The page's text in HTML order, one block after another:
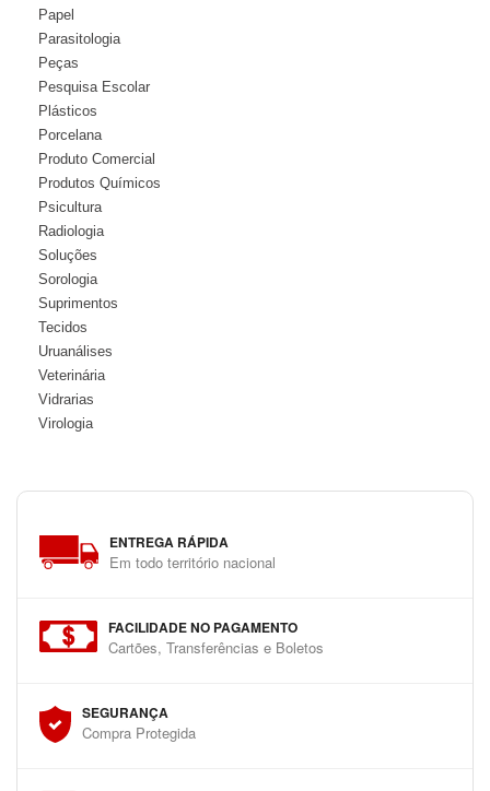
Papel
Parasitologia
Peças
Pesquisa Escolar
Plásticos
Porcelana
Produto Comercial
Produtos Químicos
Psicultura
Radiologia
Soluções
Sorologia
Suprimentos
Tecidos
Uruanálises
Veterinária
Vidrarias
Virologia
ENTREGA RÁPIDA
Em todo território nacional
FACILIDADE NO PAGAMENTO
Cartões, Transferências e Boletos
SEGURANÇA
Compra Protegida